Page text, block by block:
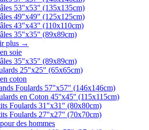
53"x53" (135x135cm)
49"x49" (125x125cm)
43"x43" (110x110cm)
35"x35" (89x89cm)
plus →
soie
35"x35" (89x89cm)
25"x25" (65x65cm)
coton
Foulards 57"x57" (146x146cm)
en Coton 45''x45'' (115x115cm)
Foulards 31"x31" (80x80cm)
Foulards 27"x27" (70x70cm)
des hommes